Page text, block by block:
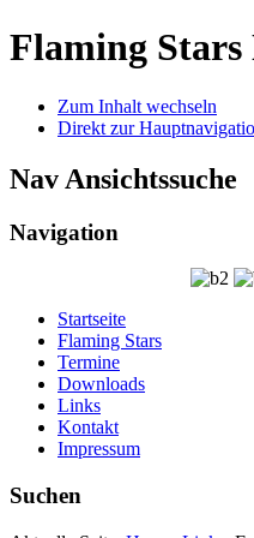
Flaming
Zum Inhalt wechseln
Direkt zur
Nav Ansichtssuche
Navigation
Startseite
Flaming Stars
Termine
Downloads
Links
Kontakt
Impressum
Suchen